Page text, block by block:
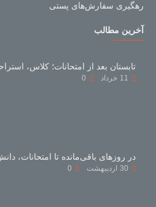
رهگیری سفارش‌های پستی
آخرین مطالب
تابستان بعد از امتحانات؛ کلاس،
11 خرداد 0
30 اردیبهشت 0